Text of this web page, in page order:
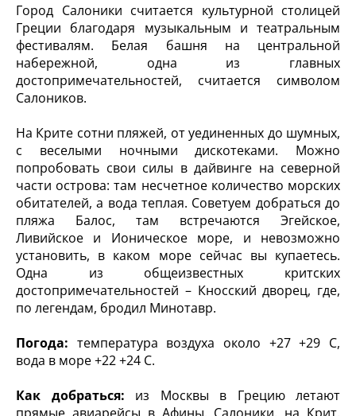
Город Салоники считается культурной столицей
Греции благодаря музыкальным и театральным
фестивалям. Белая башня на центральной
набережной, одна из главных
достопримечательностей, считается символом
Салоников.
На Крите сотни пляжей, от уединенных до шумных,
с веселыми ночными дискотеками. Можно
попробовать свои силы в дайвинге на северной
части острова: там несчетное количество морских
обитателей, а вода теплая. Советуем добраться до
пляжа Балос, там встречаются Эгейское,
Ливийское и Ионическое море, и невозможно
установить, в каком море сейчас вы купаетесь.
Одна из общеизвестных критских
достопримечательностей – Кносский дворец, где,
по легендам, бродил Минотавр.
Погода: температура воздуха около +27 +29 С,
вода в море +22 +24 С.
Как добраться: из Москвы в Грецию летают